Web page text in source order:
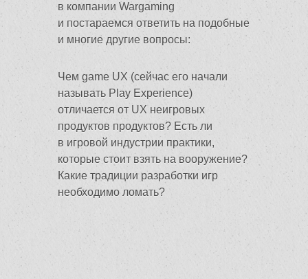
в компании Wargaming
и постараемся ответить на подобные
и многие другие вопросы:
Чем game UX (сейчас его начали
называть Play Experience)
отличается от UX неигровых
продуктов продуктов? Есть ли
в игровой индустрии практики,
которые стоит взять на вооружение?
Какие традиции разработки игр
необходимо ломать?